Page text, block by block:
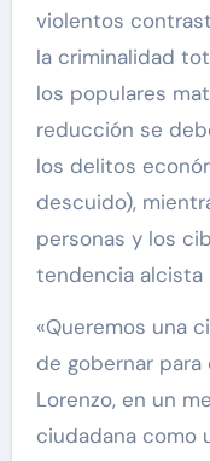
violentos
la criminalidad
los populares
reducción se
los delitos
descuido),
personas y los
tendencia alcista
«Queremos una
de gobernar para
Lorenzo, en un
ciudadana como